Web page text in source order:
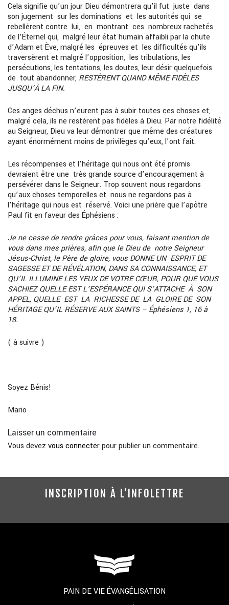
Cela signifie qu’un jour Dieu démontrera qu’il fut juste dans
son jugement sur les dominations et les autorités qui se
rebellèrent contre lui, en montrant ces nombreux rachetés
de l’Éternel qui, malgré leur état humain affaibli par la chute
d’Adam et Ève, malgré les épreuves et les difficultés qu’ils
traversèrent et malgré l’opposition, les tribulations, les
persécutions, les tentations, les doutes, leur désir quelquefois
de tout abandonner, RESTÈRENT QUAND MÊME FIDÈLES
JUSQU’À LA FIN.
Ces anges déchus n’eurent pas à subir toutes ces choses et,
malgré cela, ils ne restèrent pas fidèles à Dieu. Par notre fidélité
au Seigneur, Dieu va leur démontrer que même des créatures
ayant énormément moins de privilèges qu’eux, l’ont fait.
Les récompenses et l’héritage qui nous ont été promis
devraient être une très grande source d’encouragement à
persévérer dans le Seigneur. Trop souvent nous regardons
qu’aux choses temporelles et nous ne regardons pas à
l’héritage qui nous est réservé. Voici une prière que l’apôtre
Paul fit en faveur des Éphésiens :
Je ne cesse de rendre grâces pour vous, faisant mention de
vous dans mes prières, afin que le Dieu de notre Seigneur
Jésus-Christ, le Père de gloire, vous DONNE UN ESPRIT DE
SAGESSE ET DE RÉVÉLATION, DANS SA CONNAISSANCE, ET
QU’IL ILLUMINE LES YEUX DE VOTRE CŒUR, POUR QUE VOUS
SACHIEZ QUELLE EST L’ESPÉRANCE QUI S’ATTACHE À SON
APPEL, QUELLE EST LA RICHESSE DE LA GLOIRE DE SON
HÉRITAGE QU’IL RÉSERVE AUX SAINTS – Éphésiens 1, 16 à
18.
( à suivre )
Soyez Bénis!
Mario
Laisser un commentaire
Vous devez vous connecterpour publier un commentaire.
INSCRIPTION À L'INFOLETTRE
PAIN DE VIE ÉVANGÉLISATION